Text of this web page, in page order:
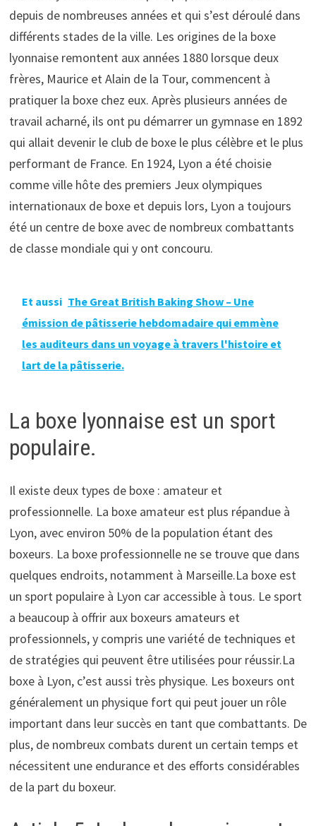
depuis de nombreuses années et qui s’est déroulé dans
différents stades de la ville. Les origines de la boxe
lyonnaise remontent aux années 1880 lorsque deux
frères, Maurice et Alain de la Tour, commencent à
pratiquer la boxe chez eux. Après plusieurs années de
travail acharné, ils ont pu démarrer un gymnase en 1892
qui allait devenir le club de boxe le plus célèbre et le plus
performant de France. En 1924, Lyon a été choisie
comme ville hôte des premiers Jeux olympiques
internationaux de boxe et depuis lors, Lyon a toujours
été un centre de boxe avec de nombreux combattants
de classe mondiale qui y ont concouru.
Et aussi The Great British Baking Show – Une
émission de pâtisserie hebdomadaire qui emmène
les auditeurs dans un voyage à travers l'histoire et
lart de la pâtisserie.
La boxe lyonnaise est un sport
populaire.
Il existe deux types de boxe : amateur et
professionnelle. La boxe amateur est plus répandue à
Lyon, avec environ 50% de la population étant des
boxeurs. La boxe professionnelle ne se trouve que dans
quelques endroits, notamment à Marseille.La boxe est
un sport populaire à Lyon car accessible à tous. Le sport
a beaucoup à offrir aux boxeurs amateurs et
professionnels, y compris une variété de techniques et
de stratégies qui peuvent être utilisées pour réussir.La
boxe à Lyon, c’est aussi très physique. Les boxeurs ont
généralement un physique fort qui peut jouer un rôle
important dans leur succès en tant que combattants. De
plus, de nombreux combats durent un certain temps et
nécessitent une endurance et des efforts considérables
de la part du boxeur.